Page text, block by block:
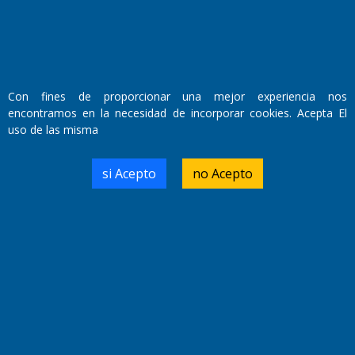
Qué pasará con la inflación y el dólar: "La oferta de
Con fines de proporcionar una mejor experiencia nos
encontramos en la necesidad de incorporar cookies. Acepta El
uso de las misma
si Acepto no Acepto